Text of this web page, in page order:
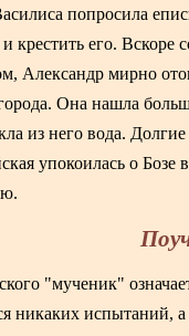
попросила
крестить его.
Александр мирно
Она нашла
из него вода.
упокоилась о Бозе
"мученик"
никаких испытаний,